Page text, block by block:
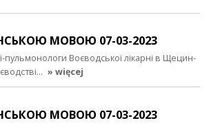
МОВОЮ 07-03-2023
пульмонологи Воєводської лікарні в Щецин-
» więcej
МОВОЮ 07-03-2023